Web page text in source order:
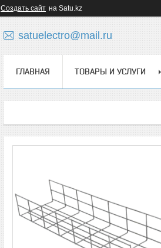
Создать сайт на Satu.kz
satuelectro@mail.ru
ГЛАВНАЯ ТОВАРЫ И УСЛУГИ